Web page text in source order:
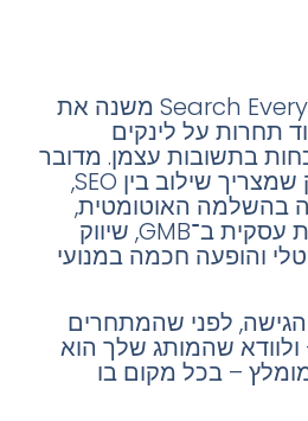
Search Everything Marketing משנה את
תחרות על לינקים
בתשובות עצמן. מדובר
בשינוי תפיסה עמוק שמצריך שילוב בין SEO,
בהשלמה האוטומטית,
אופטימיזציית נוכחות עסקית ב־GMB, שיווק
והופעה חכמה במנועי
לפני שהמתחרים
ולוודא שהמותג שלך הוא
– בכל מקום בו